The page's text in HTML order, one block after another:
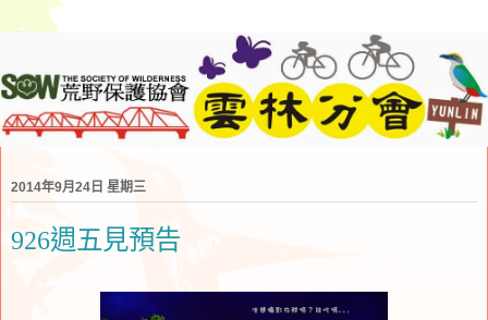
2014年9月24日 星期三
926週五見預告